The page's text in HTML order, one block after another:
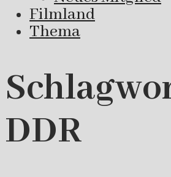
Filmland
Thema
DDR